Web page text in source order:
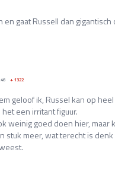
gaat Russell dan gigantisch
+1322
geloof ik, Russel kan op
een irritant figuur.
weinig goed doen hier, maar
stuk meer, wat terecht is